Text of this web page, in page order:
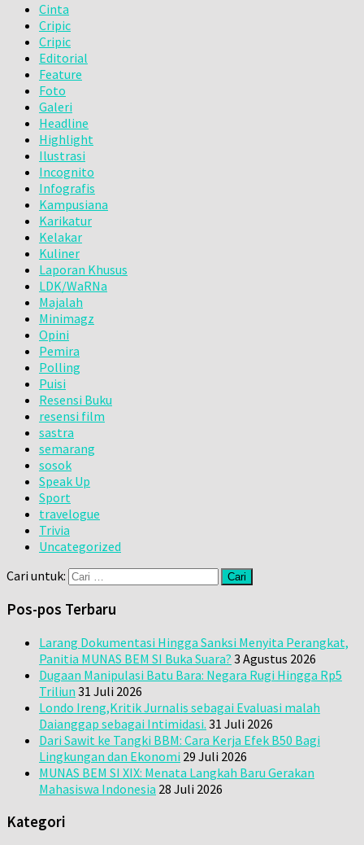
Cinta
Cripic
Cripic
Editorial
Feature
Foto
Galeri
Headline
Highlight
Ilustrasi
Incognito
Infografis
Kampusiana
Karikatur
Kelakar
Kuliner
Laporan Khusus
LDK/WaRNa
Majalah
Minimagz
Opini
Pemira
Polling
Puisi
Resensi Buku
resensi film
sastra
semarang
sosok
Speak Up
Sport
travelogue
Trivia
Uncategorized
Cari untuk:
Pos-pos Terbaru
Larang Dokumentasi Hingga Sanksi Menyita Perangkat,
Panitia MUNAS BEM SI Buka Suara? 3 Agustus 2026
Dugaan Manipulasi Batu Bara: Negara Rugi Hingga Rp5
Triliun 31 Juli 2026
Londo Ireng,Kritik Jurnalis sebagai Evaluasi malah
Daianggap sebagai Intimidasi. 31 Juli 2026
Dari Sawit ke Tangki BBM: Cara Kerja Efek B50 Bagi
Lingkungan dan Ekonomi 29 Juli 2026
MUNAS BEM SI XIX: Menata Langkah Baru Gerakan
Mahasiswa Indonesia 28 Juli 2026
Kategori